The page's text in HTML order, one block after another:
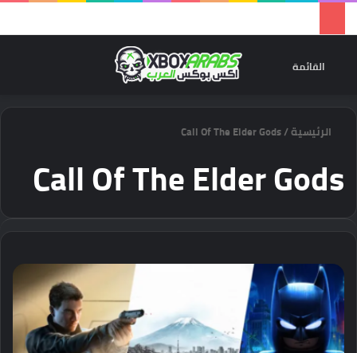
القائمة
الرئيسية/
Call Of The Elder Gods
Call Of The Elder Gods